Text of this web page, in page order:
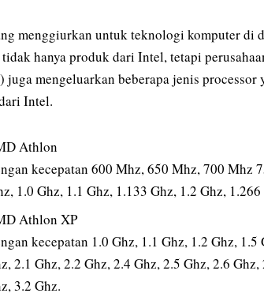
menggiurkan untuk teknologi komputer di
hanya produk dari Intel, tetapi
juga mengeluarkan beberapa jenis
Intel.
Athlon
kecepatan 600 Mhz, 650 Mhz, 700 Mhz
1.0 Ghz, 1.1 Ghz, 1.133 Ghz, 1.2 Ghz,
Athlon XP
kecepatan 1.0 Ghz, 1.1 Ghz, 1.2 Ghz,
2.1 Ghz, 2.2 Ghz, 2.4 Ghz, 2.5 Ghz, 2.6
3.2 Ghz.